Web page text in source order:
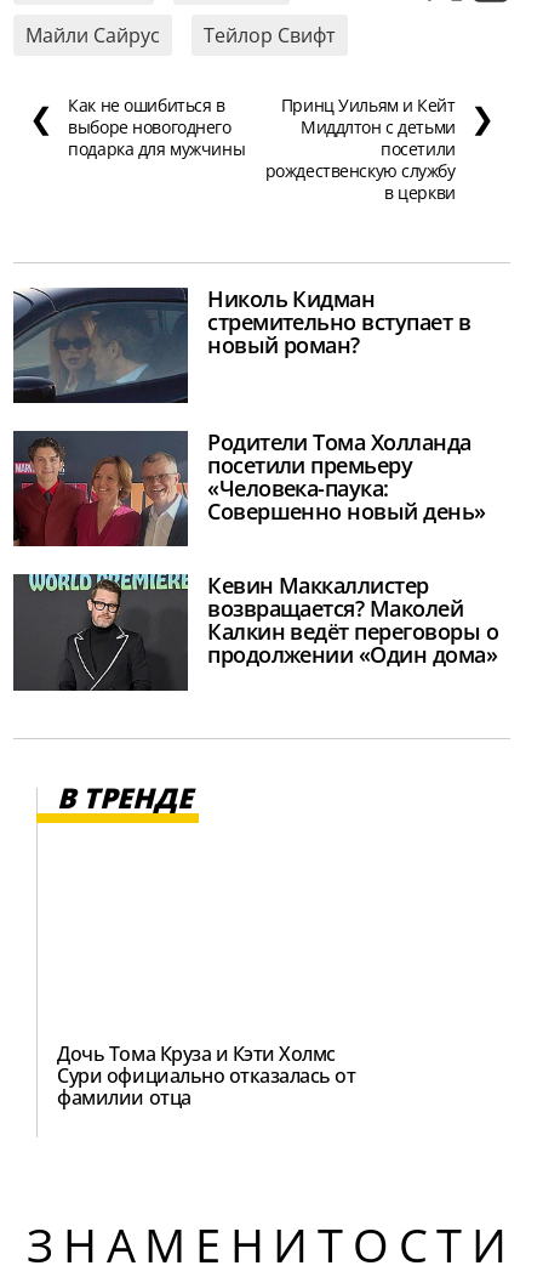
Майли Сайрус Тейлор Свифт
❮
Как не ошибиться в
выборе новогоднего
подарка для мужчины
Принц Уильям и Кейт
Миддлтон с детьми
посетили
рождественскую службу
в церкви
❯
Николь Кидман
стремительно вступает в
новый роман?
Родители Тома Холланда
посетили премьеру
«Человека-паука:
Совершенно новый день»
Кевин Маккаллистер
возвращается? Маколей
Калкин ведёт переговоры о
продолжении «Один дома»
В ТРЕНДЕ
Дочь Тома Круза и Кэти Холмс
Сури официально отказалась от
фамилии отца
ЗНАМЕНИТОСТИ